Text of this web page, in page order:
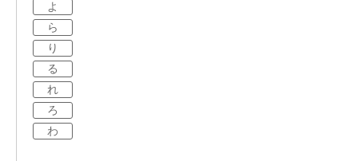
よ
ら
り
る
れ
ろ
わ